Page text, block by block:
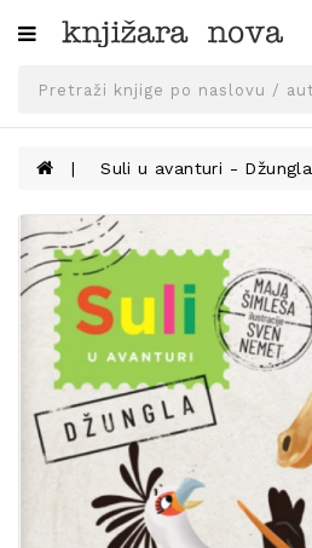
Kategorije
SVEUČILIŠNA
UDŽBENICI
KNJIGE
PRIBOR
OPREMA
NARUČI
UDŽBENIKE!
BLOG
Suli u avanturi - Džungla